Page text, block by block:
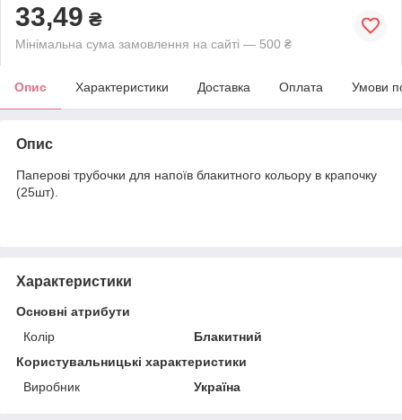
33,49 ₴
Мінімальна сума замовлення на сайті — 500 ₴
Опис Характеристики Доставка Оплата Умови
Опис
Паперові трубочки для напоїв блакитного кольору в крапочку
(25шт).
Характеристики
Основні атрибути
Колір
Блакитний
Користувальницькі характеристики
Виробник
Україна